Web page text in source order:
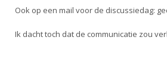
Witte Vlekkenplan
Aanvragen van scheidsrechters
Scheidsrechterslijst
Ook op een mail voor de discussiedag:
Ik dacht toch dat de communicatie zou